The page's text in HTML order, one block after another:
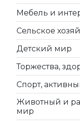
Мебель и
Сельское
Детский мир
Торжества,
Спорт,
Животный и
мир